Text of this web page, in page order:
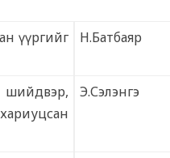
үүргийг
Н.Батбаяр
шийдвэр,
Э.Сэлэнгэ